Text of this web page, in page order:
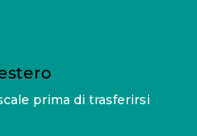
prima di trasferirsi